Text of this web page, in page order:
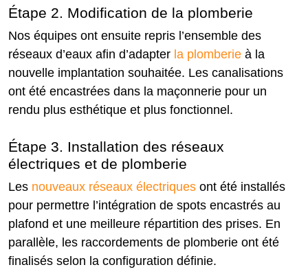
Étape 2. Modification de la plomberie
Nos équipes ont ensuite repris l’ensemble des
réseaux d’eaux afin d’adapter la plomberie à la
nouvelle implantation souhaitée. Les canalisations
ont été encastrées dans la maçonnerie pour un
rendu plus esthétique et plus fonctionnel.
Étape 3. Installation des réseaux
électriques et de plomberie
Les nouveaux réseaux électriques ont été installés
pour permettre l’intégration de spots encastrés au
plafond et une meilleure répartition des prises. En
parallèle, les raccordements de plomberie ont été
finalisés selon la configuration définie.